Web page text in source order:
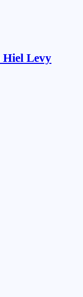
Hiel Levy